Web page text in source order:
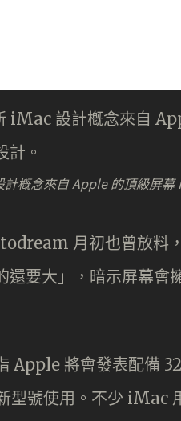
槪念來自 Apple 的頂級屏
月初也曾放料
還要大」，暗示屏幕
Apple 將會發表配備
號使用。不少 iMac